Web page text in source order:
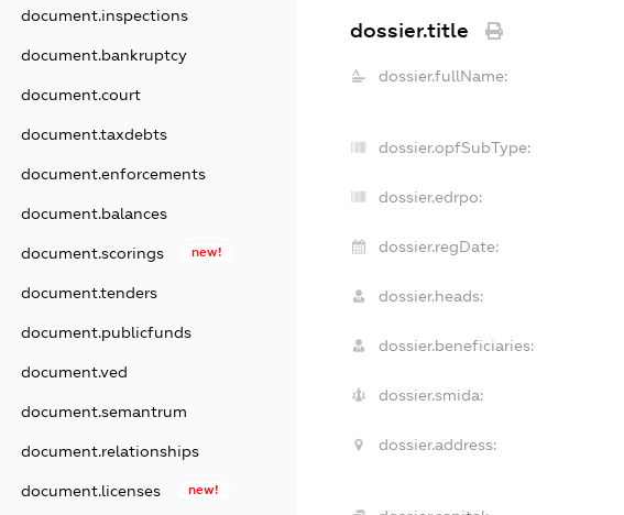
document.inspections
document.bankruptcy
document.court
document.taxdebts
document.enforcements
document.balances
document.scorings new!
document.tenders
document.publicfunds
document.ved
document.semantrum
document.relationships
document.licenses new!
dossier.title
dossier.fullName:
dossier.opfSubType:
dossier.edrpo:
dossier.regDate:
dossier.heads:
dossier.beneficiaries:
dossier.smida:
dossier.address: